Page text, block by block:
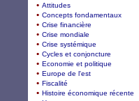
Attitudes
Concepts fondamentaux
Crise financière
Crise mondiale
Crise systémique
Cycles et conjoncture
Economie et politique
Europe de l'est
Fiscalité
Histoire économique récente